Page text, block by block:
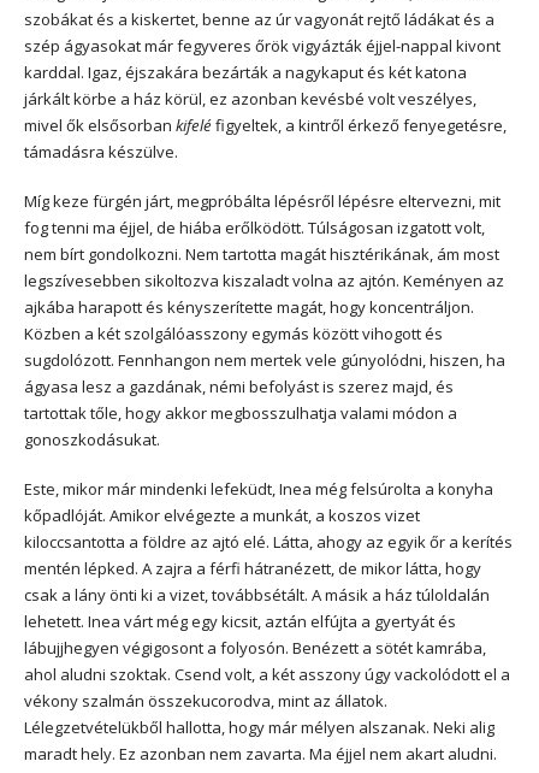
szobákat és a kiskertet, benne az úr vagyonát rejtő ládákat és a
szép ágyasokat már fegyveres őrök vigyázták éjjel-nappal kivont
karddal. Igaz, éjszakára bezárták a nagykaput és két katona
járkált körbe a ház körül, ez azonban kevésbé volt veszélyes,
mivel ők elsősorban kifeléfigyeltek, a kintről érkező fenyegetésre,
támadásra készülve.
Míg keze fürgén járt, megpróbálta lépésről lépésre eltervezni, mit
fog tenni ma éjjel, de hiába erőlködött. Túlságosan izgatott volt,
nem bírt gondolkozni. Nem tartotta magát hisztérikának, ám most
legszívesebben sikoltozva kiszaladt volna az ajtón. Keményen az
ajkába harapott és kényszerítette magát, hogy koncentráljon.
Közben a két szolgálóasszony egymás között vihogott és
sugdolózott. Fennhangon nem mertek vele gúnyolódni, hiszen, ha
ágyasa lesz a gazdának, némi befolyást is szerez majd, és
tartottak tőle, hogy akkor megbosszulhatja valami módon a
gonoszkodásukat.
Este, mikor már mindenki lefeküdt, Inea még felsúrolta a konyha
kőpadlóját. Amikor elvégezte a munkát, a koszos vizet
kiloccsantotta a földre az ajtó elé. Látta, ahogy az egyik őr a kerítés
mentén lépked. A zajra a férfi hátranézett, de mikor látta, hogy
csak a lány önti ki a vizet, továbbsétált. A másik a ház túloldalán
lehetett. Inea várt még egy kicsit, aztán elfújta a gyertyát és
lábujjhegyen végigosont a folyosón. Benézett a sötét kamrába,
ahol aludni szoktak. Csend volt, a két asszony úgy vackolódott el a
vékony szalmán összekucorodva, mint az állatok.
Lélegzetvételükből hallotta, hogy már mélyen alszanak. Neki alig
maradt hely. Ez azonban nem zavarta. Ma éjjel nem akart aludni.